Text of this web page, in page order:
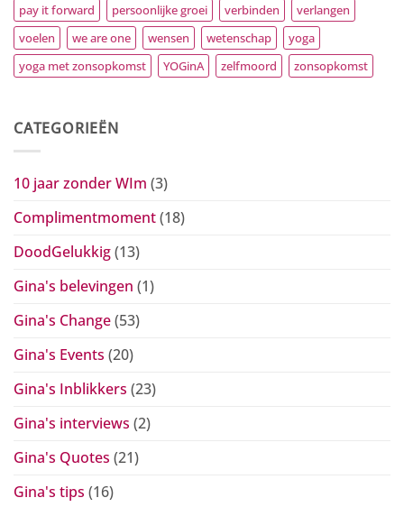
pay it forward
persoonlijke groei verbinden
verlangen
voelen
we are one wensen wetenschap
yoga
yoga met zonsopkomst
YOGinA zelfmoord zonsopkomst
CATEGORIEËN
10 jaar zonder WIm (3)
Complimentmoment(18)
DoodGelukkig(13)
Gina's belevingen (1)
Gina's Change(53)
Gina's Events (20)
Gina's Inblikkers (23)
Gina's interviews (2)
Gina's Quotes (21)
Gina's tips (16)